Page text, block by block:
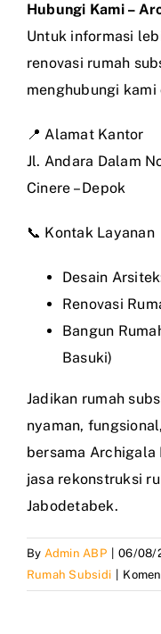
Hubungi Kami –
Untuk informasi
renovasi rumah
menghubungi
📍 Alamat Kantor
Jl. Andara Dalam
Cinere – Depok
📞 Kontak Layanan
Desain
Renovasi
Bangun
Basuki)
Jadikan rumah
nyaman,
bersama Archigala
jasa rekonstruksi
Jabodetabek.
By Admin ABP 06/08/
Rumah Subsidi